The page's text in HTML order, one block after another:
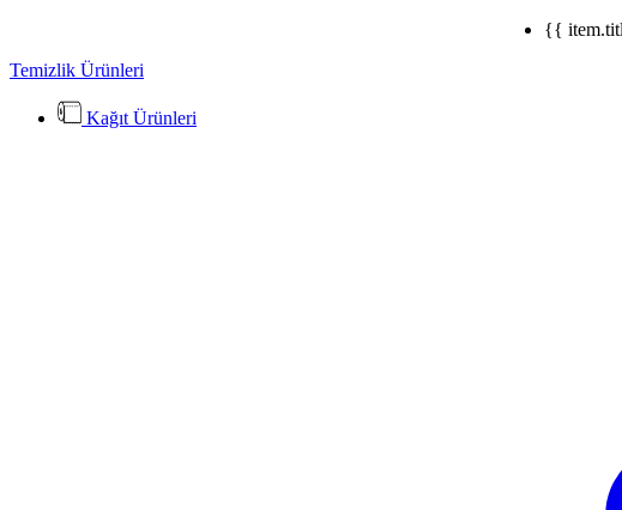
{{
Temizlik Ürünleri
Kağıt Ürünleri